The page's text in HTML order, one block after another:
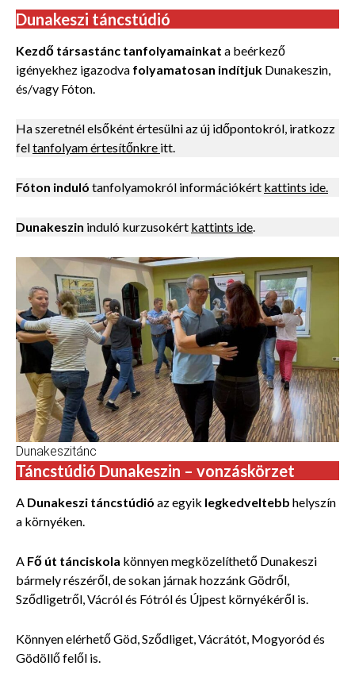
Dunakeszi táncstúdió
Kezdő társastánc tanfolyamainkat a beérkező
igényekhez igazodva folyamatosan indítjuk Dunakeszin,
és/vagy Fóton.
Ha szeretnél elsőként értesülni az új időpontokról, iratkozz
feltanfolyam értesítőnkre itt.
Fóton induló tanfolyamokról információkért kattints ide.
Dunakeszin induló kurzusokért kattints ide.
Dunakeszitánc
Táncstúdió Dunakeszin – vonzáskörzet
A Dunakeszi táncstúdió az egyik legkedveltebb helyszín
a környéken.
A Fő út tánciskola könnyen megközelíthető Dunakeszi
bármely részéről, de sokan járnak hozzánk Gödről,
Sződligetről, Vácról és Fótról és Újpest környékéről is.
Könnyen elérhető Göd, Sződliget, Vácrátót, Mogyoród és
Gödöllő felől is.